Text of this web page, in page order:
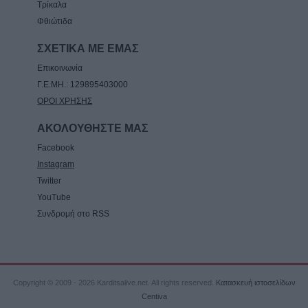
7 Αυγούστου 2026, 16:58
Δημήτριου Αρβανίτη - Αδάμου
7 Αυγούστου 2026, 16:51
Τρίκαλα
Φθιώτιδα
ΣΧΕΤΙΚΑ ΜΕ ΕΜΑΣ
Επικοινωνία
Γ.Ε.ΜΗ.: 129895403000
ΟΡΟΙ ΧΡΗΣΗΣ
ΑΚΟΛΟΥΘΗΣΤΕ ΜΑΣ
Facebook
Instagram
Twitter
YouTube
Συνδρομή στο RSS
Copyright © 2009 - 2026 Karditsalive.net. All rights reserved. Κατασκευή ιστοσελίδων
Centiva